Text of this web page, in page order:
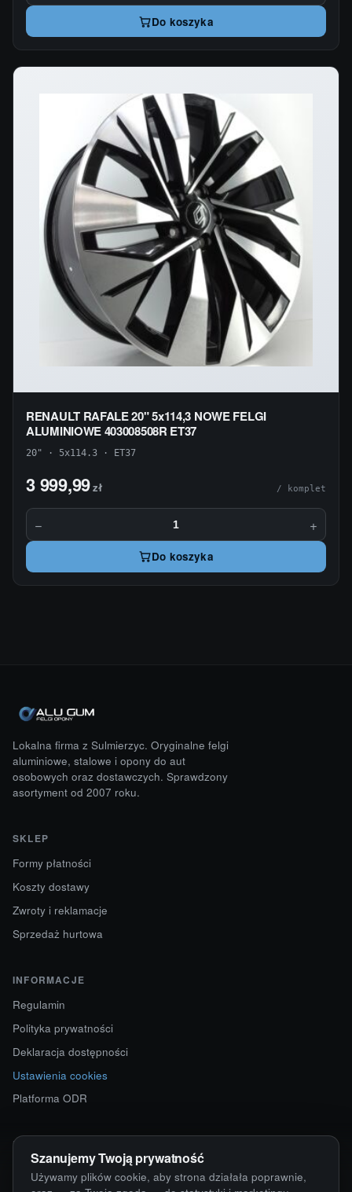
Do koszyka
RENAULT RAFALE 20" 5x114,3 NOWE FELGI
ALUMINIOWE 403008508R ET37
20" · 5x114.3 · ET37
3 999,99zł / komplet
− +
Do koszyka
Lokalna firma z Sulmierzyc. Oryginalne felgi
aluminiowe, stalowe i opony do aut
osobowych oraz dostawczych. Sprawdzony
asortyment od 2007 roku.
SKLEP
Formy płatności
Koszty dostawy
Zwroty i reklamacje
Sprzedaż hurtowa
INFORMACJE
Regulamin
Polityka prywatności
Deklaracja dostępności
Ustawienia cookies
Platforma ODR
KONTAKT
ul. Starokościelna 12
63-750 Sulmierzyce
Szanujemy Twoją prywatność
Używamy plików cookie, aby strona działała poprawnie,